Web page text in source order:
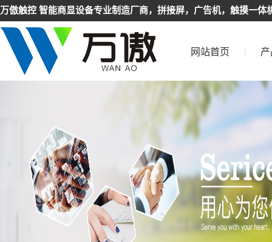
万傲触控 智能商显设备专业制造厂商，拼接屏，广告机，触摸一
网站首页